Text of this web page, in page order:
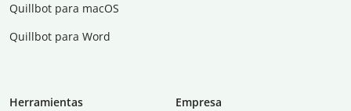
Quillbot para macOS
Quillbot para Word
Herramientas
Empresa